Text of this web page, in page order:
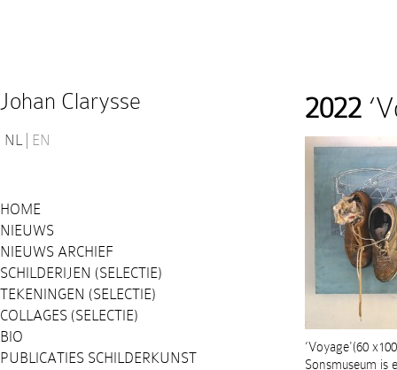
Johan Clarysse
NL EN
HOME
NIEUWS
NIEUWS ARCHIEF
SCHILDERIJEN (SELECTIE)
TEKENINGEN (SELECTIE)
COLLAGES (SELECTIE)
BIO
PUBLICATIES SCHILDERKUNST
2022
‘Voyage'(60
Sonsmuseum is